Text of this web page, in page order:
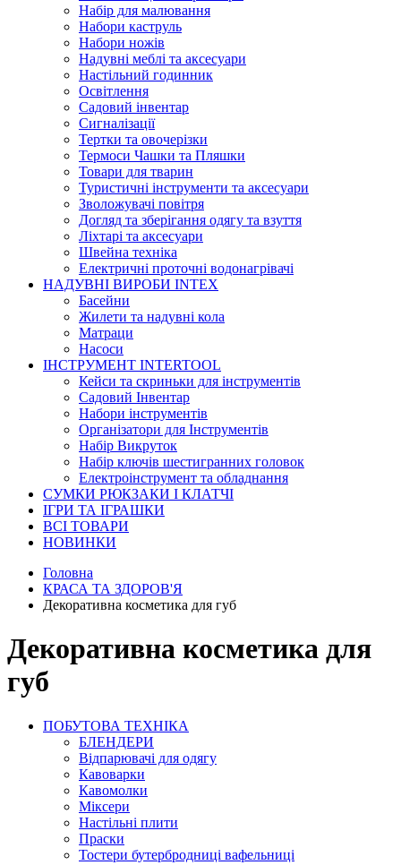
Набір для малювання
Набори каструль
Набори ножів
Надувні меблі та аксесуари
Настільний годинник
Освітлення
Садовий інвентар
Сигналізації
Тертки та овочерізки
Термоси Чашки та Пляшки
Товари для тварин
Туристичні інструменти та аксесуари
Зволожувачі повітря
Догляд та зберігання одягу та взуття
Ліхтарі та аксесуари
Швейна техніка
Електричні проточні водонагрівачі
НАДУВНІ ВИРОБИ INTEX
Басейни
Жилети та надувні кола
Матраци
Насоси
ІНСТРУМЕНТ INTERTOOL
Кейси та скриньки для інструментів
Садовий Інвентар
Набори інструментів
Організатори для Інструментів
Набір Викруток
Набір ключів шестигранних головок
Електроінструмент та обладнання
СУМКИ РЮКЗАКИ І КЛАТЧІ
ІГРИ ТА ІГРАШКИ
ВСІ ТОВАРИ
НОВИНКИ
Головна
КРАСА ТА ЗДОРОВ'Я
Декоративна косметика для губ
Декоративна косметика для
губ
ПОБУТОВА ТЕХНІКА
БЛЕНДЕРИ
Відпарювачі для одягу
Кавоварки
Кавомолки
Міксери
Настільні плити
Праски
Тостери бутербродниці вафельниці